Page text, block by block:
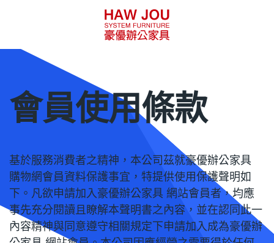
會員使用條款
基於服務消費者之精神，本公司茲就豪優辦公家具
購物網會員資料保護事宜，特提供使用保護聲明如
下。凡欲申請加入豪優辦公家具 網站會員者，均應
事先充分閱讀且瞭解本聲明書之內容，並在認同此一
內容精神與同意遵守相關規定下申請加入成為豪優辦